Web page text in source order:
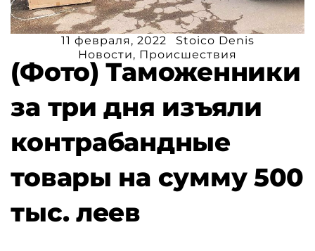
11 февраля, 2022
Stoico Denis
Новости, Происшествия
(Фото) Таможенники
за три дня изъяли
контрабандные
товары на сумму 500
тыс. леев